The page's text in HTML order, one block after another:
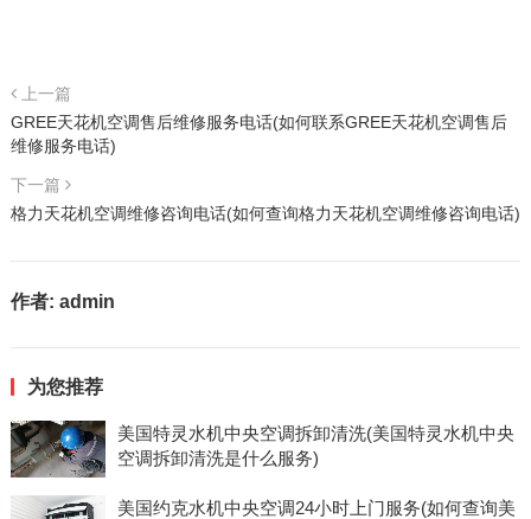
上一篇
GREE天花机空调售后维修服务电话(如何联系GREE天花机空调售后
维修服务电话)
下一篇
格力天花机空调维修咨询电话(如何查询格力天花机空调维修咨询电话)
作者: admin
为您推荐
美国特灵水机中央空调拆卸清洗(美国特灵水机中央
空调拆卸清洗是什么服务)
美国约克水机中央空调24小时上门服务(如何查询美